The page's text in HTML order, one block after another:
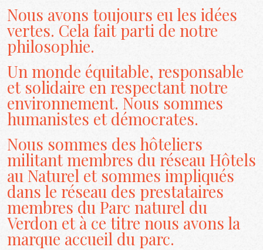
Nous avons toujours eu les idées
vertes. Cela fait parti de notre
philosophie.
Un monde équitable, responsable
et solidaire en respectant notre
environnement. Nous sommes
humanistes et démocrates.
Nous sommes des hôteliers
militant membres du réseau Hôtels
au Naturel et sommes impliqués
dans le réseau des prestataires
membres du Parc naturel du
Verdon et à ce titre nous avons la
marque accueil du parc.